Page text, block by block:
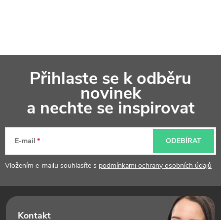
a
Přihlaste se k odběru
novinek
a nechte se inspirovat
E-mail
Vložením e-mailu souhlasíte s podmínkami ochrany osobních údajů
ODEBÍRAT